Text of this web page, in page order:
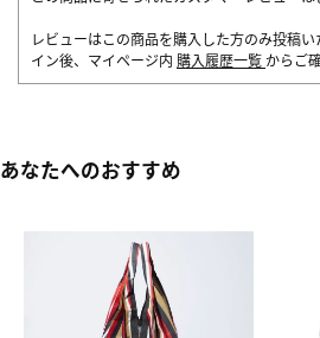
レビューはこの商品を購入した方のみ投稿
イン後、マイページ内 購入履歴一覧 からご
あなたへのおすすめ